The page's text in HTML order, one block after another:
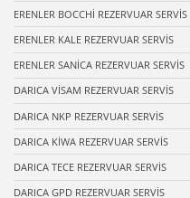
ERENLER BOCCHİ REZERVUAR SERVİS
ERENLER KALE REZERVUAR SERVİS
ERENLER SANİCA REZERVUAR SERVİS
DARICA VİSAM REZERVUAR SERVİS
DARICA NKP REZERVUAR SERVİS
DARICA KİWA REZERVUAR SERVİS
DARICA TECE REZERVUAR SERVİS
DARICA GPD REZERVUAR SERVİS